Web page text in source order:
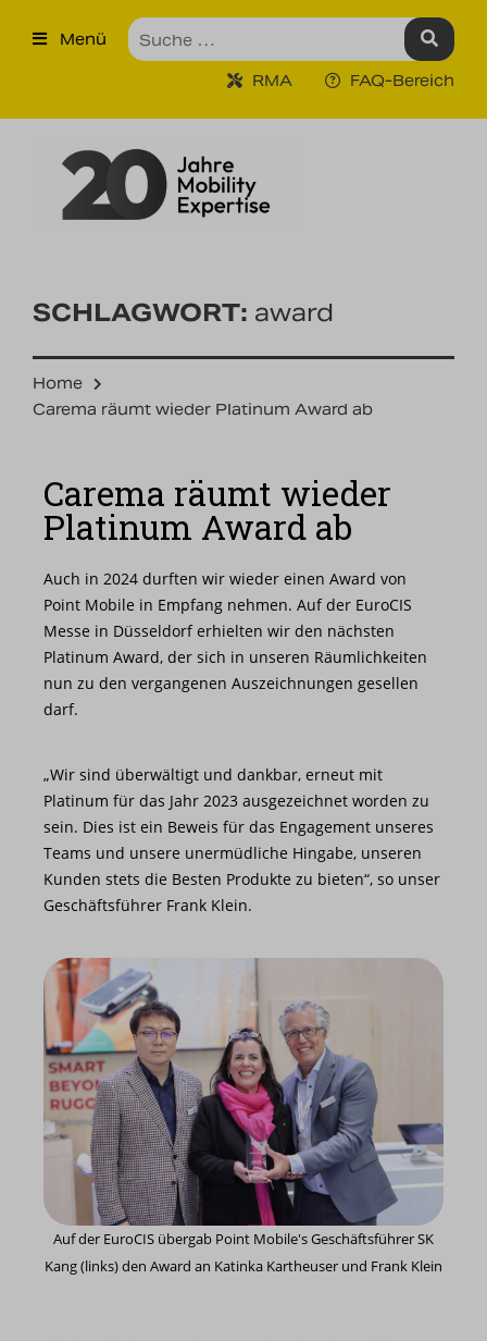
×
Robuste Industrie-Tablet PCs
Ruggedized Industrie
Handhelds
Unsere Leistungen
Nachrichten
Menü
RMA FAQ-Bereich
SCHLAGWORT: award
Home
Carema räumt wieder Platinum Award ab
Carema räumt wieder
Platinum Award ab
Auch in 2024 durften wir wieder einen Award von
Point Mobile in Empfang nehmen. Auf der EuroCIS
Messe in Düsseldorf erhielten wir den nächsten
Platinum Award, der sich in unseren Räumlichkeiten
nun zu den vergangenen Auszeichnungen gesellen
darf.
„Wir sind überwältigt und dankbar, erneut mit
Platinum für das Jahr 2023 ausgezeichnet worden zu
sein. Dies ist ein Beweis für das Engagement unseres
Teams und unsere unermüdliche Hingabe, unseren
Kunden stets die Besten Produkte zu bieten“, so unser
Geschäftsführer Frank Klein.
Auf der EuroCIS übergab Point Mobile's Geschäftsführer SK
Kang (links) den Award an Katinka Kartheuser und Frank Klein